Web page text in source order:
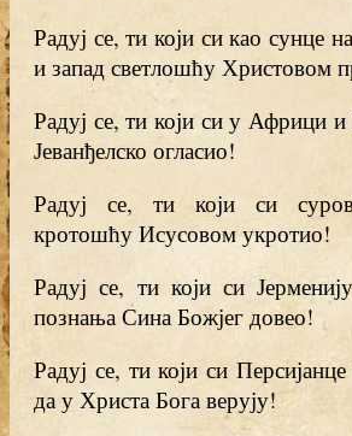
Радуј се, ти који си као сунце
и запад светлошћу Христовом
Радуј се, ти који си у Африци
Јеванђелско огласио!
Радуј се, ти који си
кротошћу Исусовом укротио!
Радуј се, ти који си
познања Сина Божјег довео!
Радуј се, ти који си
да у Христа Бога верују!